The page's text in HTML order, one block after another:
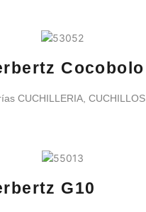
Cocobolo
CUCHILLERIA CUCHILLOS
G10